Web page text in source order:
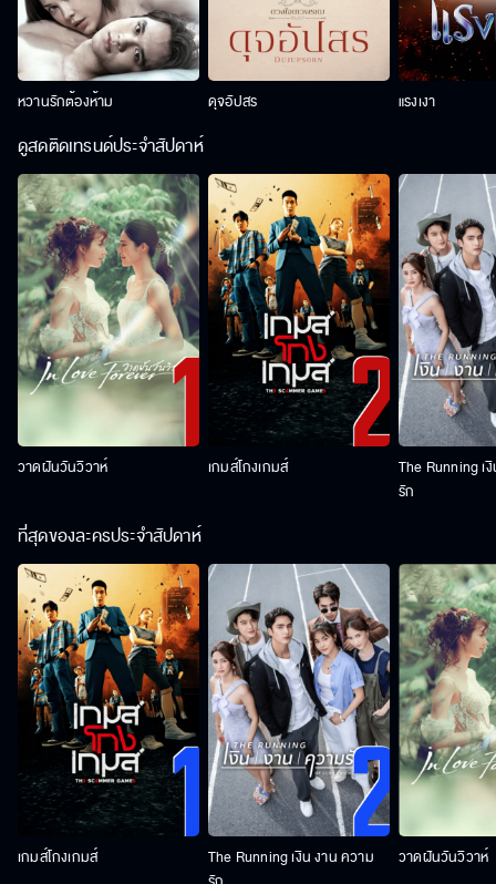
หวานรักต้องห้าม ดุจอัปสร แรงเงา
ดูสดติดเทรนด์ประจำสัปดาห์
วาดฝันวันวิวาห์ เกมส์โกงเกมส์
The Running เ
รัก
ที่สุดของละครประจำสัปดาห์
เกมส์โกงเกมส์
The Running เงิน งาน ความ
วาดฝันวันวิวาห์